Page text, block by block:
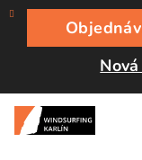
Přejít
obsah